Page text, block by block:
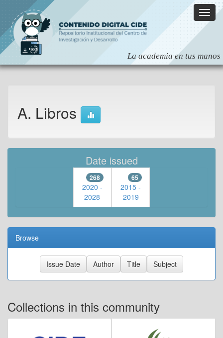
navigation
A. Libros
Date issued
268
2020 -
2028
65
2015 -
2019
Browse
Collections in this community